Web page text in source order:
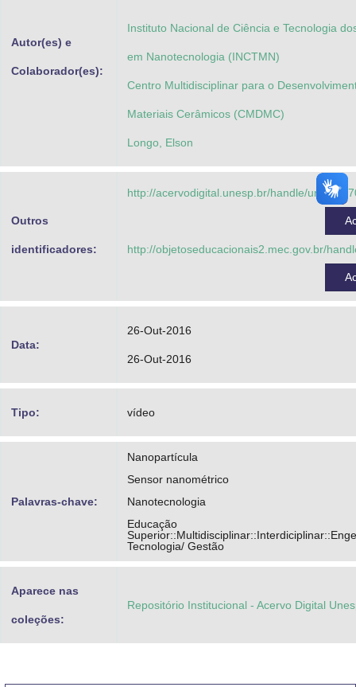
Autor(es) e
Colaborador(es):
Instituto Nacional de Ciência e Tecnologia
em Nanotecnologia (INCTMN)
Centro Multidisciplinar para o
Materiais Cerâmicos (CMDMC)
Longo, Elson
Outros
identificadores:
http://acervodigital.unesp.br/handle/unesp/
http://objetoseducacionais2.mec.gov.br/
Data:
26-Out-2016
26-Out-2016
Tipo: vídeo
Palavras-chave:
Nanopartícula
Sensor nanométrico
Nanotecnologia
Educação
Tecnologia/ Gestão
Aparece nas
coleções:
Repositório Institucional - Acervo Digital